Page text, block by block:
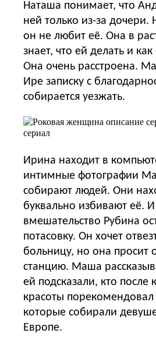
Наташа понимает, что
ней только из-за
он не любит её. Она в
знает, что ей делать и как
Она очень расстроена. Маша оставляет
Ире записку с
собирается уезжать.
Ирина находит в
интимные фотографии
собирают людей. Они
буквально избивают её. И
вмешательство Рубина
потасовку. Он хочет
больницу, но она просит
станцию. Маша рассказывает Рубину, что
ей подсказали, кто после
красоты
которые собирали
Европе.